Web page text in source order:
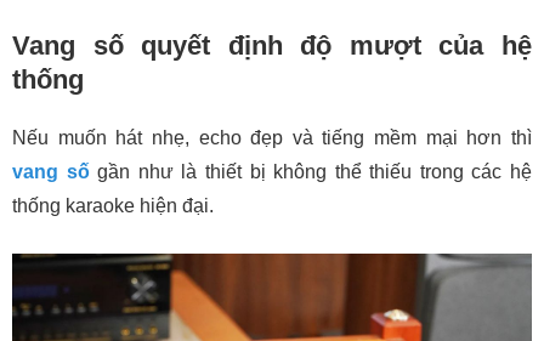
Vang số quyết định độ mượt của hệ
thống
Nếu muốn hát nhẹ, echo đẹp và tiếng mềm mại hơn thì
vang sốgần như là thiết bị không thể thiếu trong các hệ
thống karaoke hiện đại.